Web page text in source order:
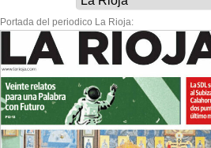
Portada del periodico La Rioja: